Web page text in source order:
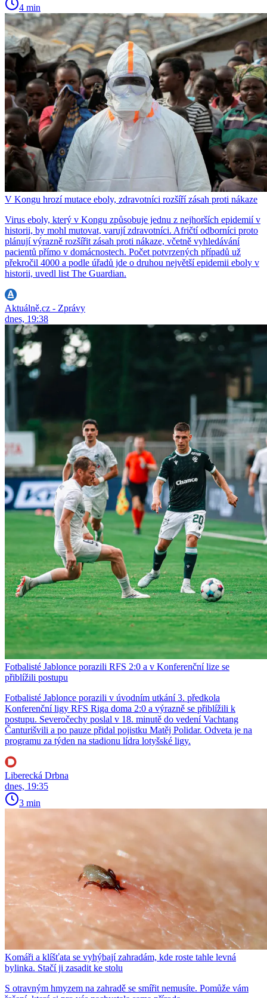
4 min
V Kongu hrozí mutace eboly, zdravotníci rozšíří zásah proti nákaze
Virus eboly, který v Kongu způsobuje jednu z nejhorších epidemií v
historii, by mohl mutovat, varují zdravotníci. Afričtí odborníci proto
plánují výrazně rozšířit zásah proti nákaze, včetně vyhledávání
pacientů přímo v domácnostech. Počet potvrzených případů už
překročil 4000 a podle úřadů jde o druhou největší epidemii eboly v
historii, uvedl list The Guardian.
Aktuálně.cz - Zprávy
dnes, 19:38
Fotbalisté Jablonce porazili RFS 2:0 a v Konferenční lize se
přiblížili postupu
Fotbalisté Jablonce porazili v úvodním utkání 3. předkola
Konferenční ligy RFS Riga doma 2:0 a výrazně se přiblížili k
postupu. Severočechy poslal v 18. minutě do vedení Vachtang
Čanturišvili a po pauze přidal pojistku Matěj Polidar. Odveta je na
programu za týden na stadionu lídra lotyšské ligy.
Liberecká Drbna
dnes, 19:35
3 min
Komáři a klíšťata se vyhýbají zahradám, kde roste tahle levná
bylinka. Stačí ji zasadit ke stolu
S otravným hmyzem na zahradě se smířit nemusíte. Pomůže vám